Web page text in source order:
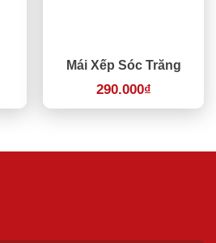
Mái Xếp Sóc Trăng
290.000₫